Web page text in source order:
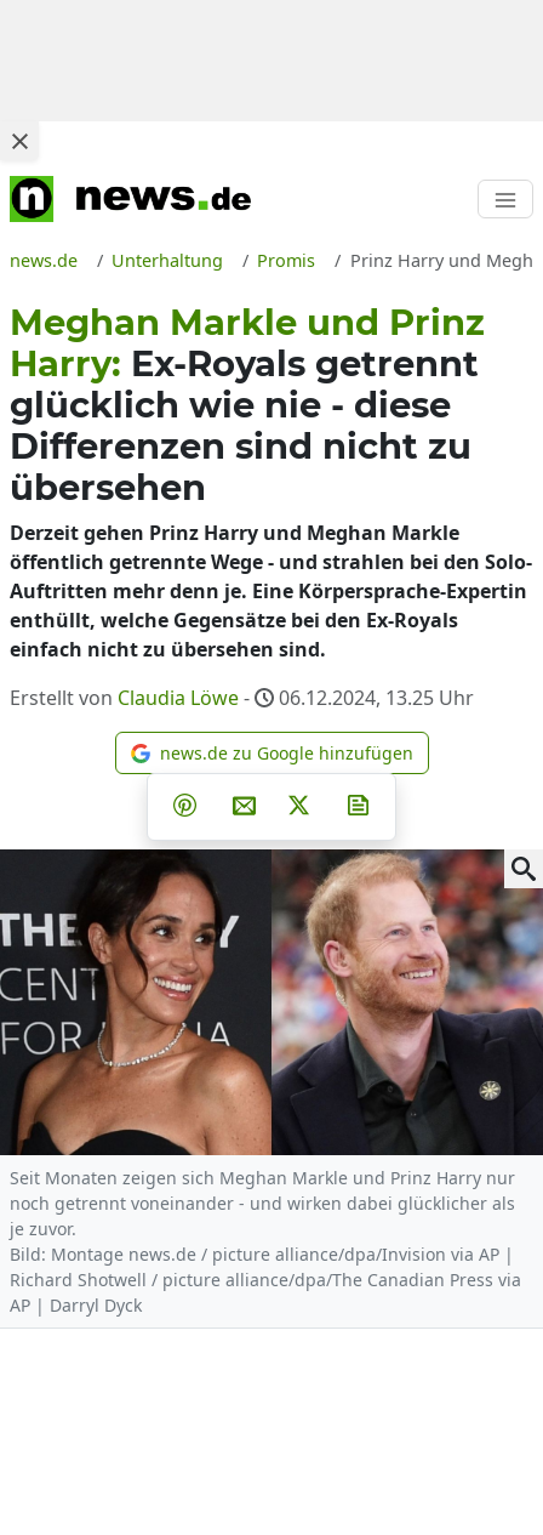
news.de Unterhaltung Promis Prinz Harry und
Meghan Markle und Prinz
Harry: Ex-Royals getrennt
glücklich wie nie - diese
Differenzen sind nicht zu
übersehen
Derzeit gehen Prinz Harry und Meghan Markle
öffentlich getrennte Wege - und strahlen bei den Solo-
Auftritten mehr denn je. Eine Körpersprache-Expertin
enthüllt, welche Gegensätze bei den Ex-Royals
einfach nicht zu übersehen sind.
Erstellt von Claudia Löwe- 06.12.2024, 13.25 Uhr
news.de zu Google
news.de zu Google hinzufügen
Teilen auf Facebook
Teilen auf Whatsapp
Teilen auf Telegram
Teilen auf Pinterest
Per E-Mail teilen
Post auf X
Seit Monaten zeigen sich Meghan Markle und Prinz Harry nur
noch getrennt voneinander - und wirken dabei glücklicher als
je zuvor.
Bild: Montage news.de / picture alliance/dpa/Invision via AP |
Richard Shotwell / picture alliance/dpa/The Canadian Press via
AP | Darryl Dyck